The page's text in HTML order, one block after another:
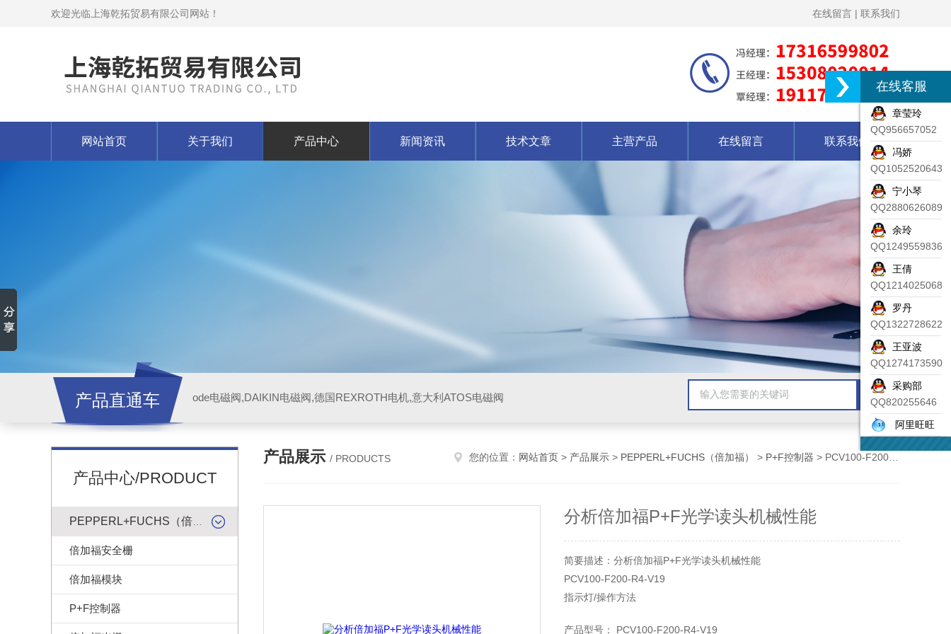
欢迎光临上海乾拓贸易有限公司网站！ 在线留言 | 联系我们
网站首页 关于我们 产品中心 新闻资讯 技术文章 主营产品 在线留言 联系我们
产品直通车 ode电磁阀,DAIKIN电磁阀,德国REXROTH电机,意大利ATOS电磁阀
产品中心/PRODUCT
倍加福安全栅
倍加福模块
P+F控制器
产品展示 / PRODUCTS 您的位置： 网站首页 > 产品展示 > PEPPERL+FUCHS（倍加福） > P+F控制器 > PCV100-F200-R4-V19分析倍加福P+F光学读头机械性能
分析倍加福P+F光学读头机械性能
简要描述：分析倍加福P+F光学读头机械性能
PCV100-F200-R4-V19
指示灯/操作方法
产品型号： PCV100-F200-R4-V19
在线客服
章莹玲
QQ956657052
冯娇
QQ1052520643
宁小琴
QQ2880626089
余玲
QQ1249559836
王倩
QQ1214025068
罗丹
QQ1322728622
王亚波
QQ1274173590
采购部
QQ820255646
阿里旺旺